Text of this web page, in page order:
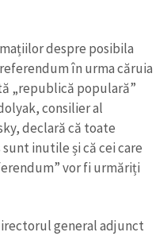
despre posibila
în urma căruia
„republică populară”
consilier al
declară că toate
inutile și că cei care
vor fi urmăriți
general adjunct